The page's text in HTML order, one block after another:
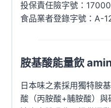
投保責任險字號：
食品業者登錄字號：
胺基酸能量飲
日本味之素採用獨特胺
酸（丙胺酸+脯胺酸）